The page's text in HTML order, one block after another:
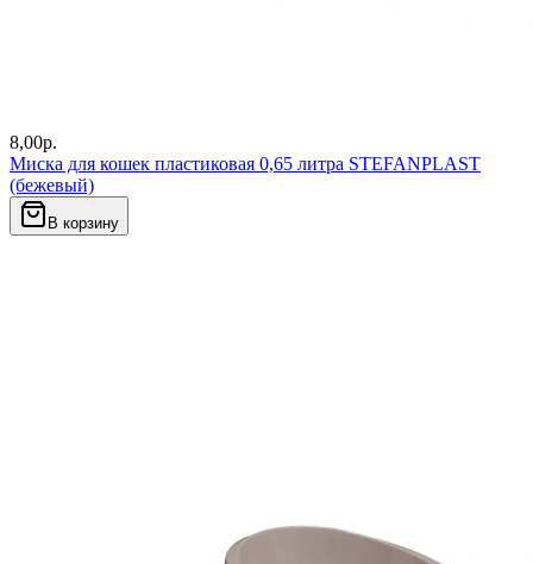
8,00р.
Миска для кошек пластиковая 0,65 литра STEFANPLAST
(бежевый)
В корзину